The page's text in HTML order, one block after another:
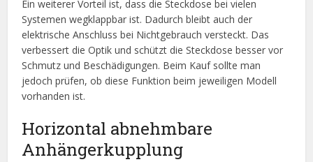
Ein weiterer Vorteil ist, dass die Steckdose bei vielen
Systemen wegklappbar ist. Dadurch bleibt auch der
elektrische Anschluss bei Nichtgebrauch versteckt. Das
verbessert die Optik und schützt die Steckdose besser vor
Schmutz und Beschädigungen. Beim Kauf sollte man
jedoch prüfen, ob diese Funktion beim jeweiligen Modell
vorhanden ist.
Horizontal abnehmbare
Anhängerkupplung